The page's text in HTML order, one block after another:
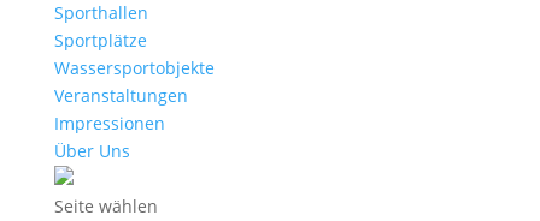
Sporthallen
Sportplätze
Wassersportobjekte
Veranstaltungen
Impressionen
Über Uns
Seite wählen